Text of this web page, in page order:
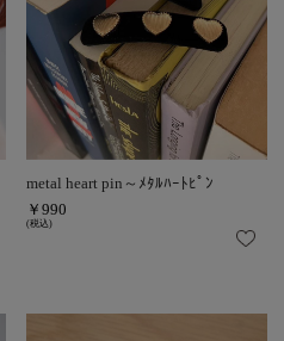
metal heart pin～ﾒﾀﾙﾊｰﾄﾋﾟﾝ
￥990
(税込)